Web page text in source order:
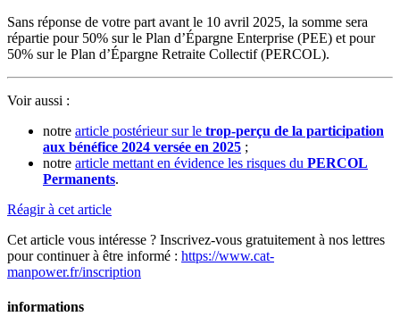
Sans réponse de votre part avant le 10 avril 2025, la somme sera
répartie pour 50% sur le Plan d’Épargne Enterprise (PEE) et pour
50% sur le Plan d’Épargne Retraite Collectif (PERCOL).
Voir aussi :
notre article postérieur sur le trop-perçu de la participation
aux bénéfice 2024 versée en 2025 ;
notre article mettant en évidence les risques du PERCOL
Permanents.
Réagir à cet article
Cet article vous intéresse ? Inscrivez-vous gratuitement à nos lettres
pour continuer à être informé : https://www.cat-
manpower.fr/inscription
informations